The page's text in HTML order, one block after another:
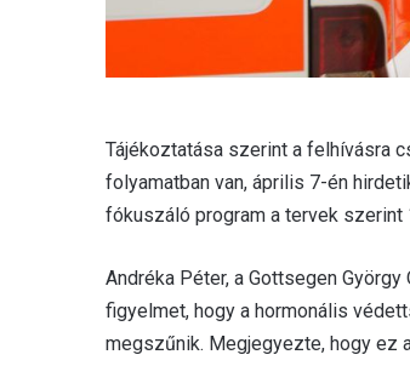
Tájékoztatása szerint a felhívásra
folyamatban van, április 7-én
fókuszáló program a tervek
Andréka Péter, a Gottsegen
figyelmet, hogy a hormonális
megszűnik. Megjegyezte, hogy ez